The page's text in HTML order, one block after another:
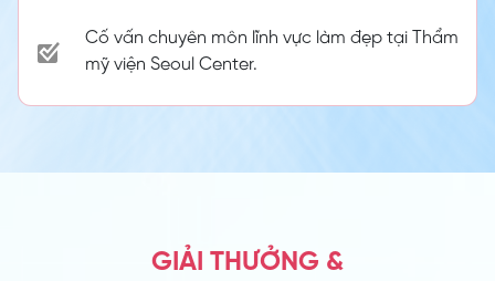
Cố vấn chuyên môn lĩnh vực làm đẹp tại Thẩm
mỹ viện Seoul Center.
GIẢI THƯỞNG &